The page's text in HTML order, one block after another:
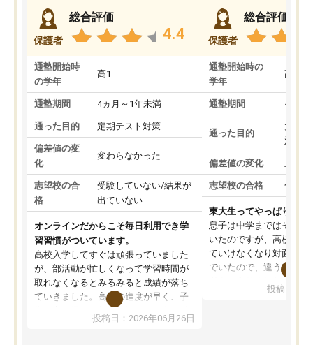
保護者
総合評価
4.4
通塾開始時
の学年
高1
通塾期間 4ヵ月～1年未満
通った目的 定期テスト対策
偏差値の変
化
変わらなかった
志望校の合
格
受験していない/結果が
出ていない
オンラインだからこそ毎日利用でき学
習習慣がついています。
高校入学してすぐは頑張っていました
が、部活動が忙しくなって学習時間が
取れなくなるとみるみると成績が落ち
ていきました。高校の進度が早く、子
供も家に帰って勉強の話すると嫌な反
応を示します。東大先生にお願いして
投稿日：2026年06月26日
保護者
総合評価
通塾開始時の
学年
高3
通塾期間 4ヵ月
通った目的
大学
対策
偏差値の変化 上が
志望校の合格 合格
東大生ってやっぱりすご
息子は中学まではそこそ
いたのですが、高校に入
ていけなくなり対面の塾
でいたので、違うアプロ
で、当初は模試でD判定
投稿日：